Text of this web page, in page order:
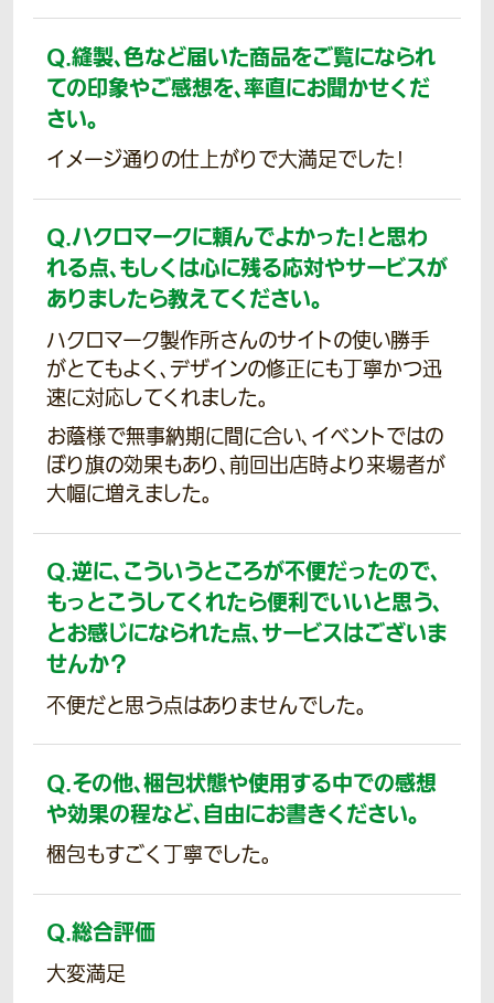
Q.縫製、色など届いた商品をご覧になられ
ての印象やご感想を、率直にお聞かせくだ
さい。
イメージ通りの仕上がりで大満足でした!
Q.ハクロマークに頼んでよかった！と思わ
れる点、もしくは心に残る応対やサービスが
ありましたら教えてください。
ハクロマーク製作所さんのサイトの使い勝手
がとてもよく、デザインの修正にも丁寧かつ迅
速に対応してくれました。
お蔭様で無事納期に間に合い、イベントではの
ぼり旗の効果もあり、前回出店時より来場者が
大幅に増えました。
Q.逆に、こういうところが不便だったので、
もっとこうしてくれたら便利でいいと思う、
とお感じになられた点、サービスはございま
せんか？
不便だと思う点はありませんでした。
Q.その他、梱包状態や使用する中での感想
や効果の程など、自由にお書きください。
梱包もすごく丁寧でした。
Q.総合評価
大変満足